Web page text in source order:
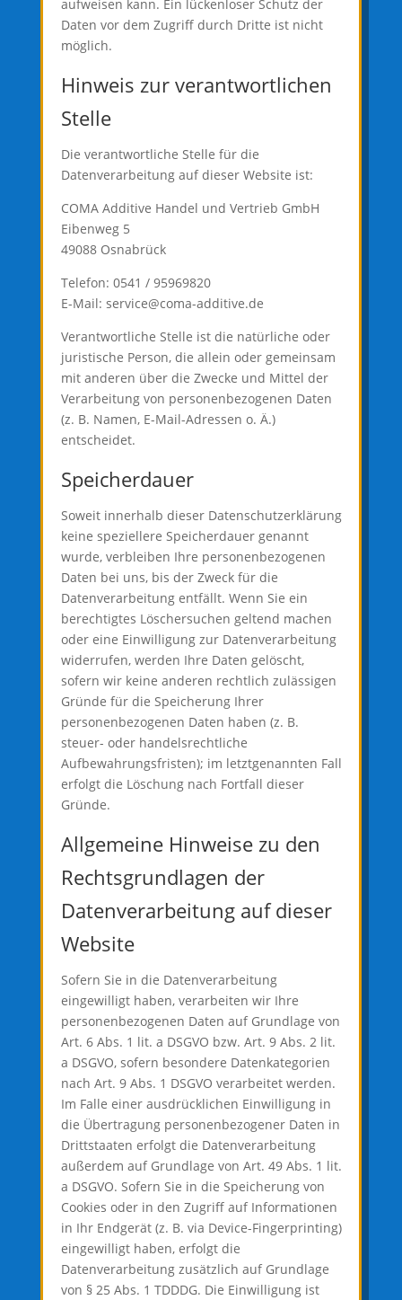
aufweisen kann. Ein lückenloser Schutz der
Daten vor dem Zugriff durch Dritte ist nicht
möglich.
Hinweis zur verantwortlichen
Stelle
Die verantwortliche Stelle für die
Datenverarbeitung auf dieser Website ist:
COMA Additive Handel und Vertrieb GmbH
Eibenweg 5
49088 Osnabrück
Telefon: 0541 / 95969820
E-Mail: service@coma-additive.de
Verantwortliche Stelle ist die natürliche oder
juristische Person, die allein oder gemeinsam
mit anderen über die Zwecke und Mittel der
Verarbeitung von personenbezogenen Daten
(z. B. Namen, E-Mail-Adressen o. Ä.)
entscheidet.
Speicherdauer
Soweit innerhalb dieser Datenschutzerklärung
keine speziellere Speicherdauer genannt
wurde, verbleiben Ihre personenbezogenen
Daten bei uns, bis der Zweck für die
Datenverarbeitung entfällt. Wenn Sie ein
berechtigtes Löschersuchen geltend machen
oder eine Einwilligung zur Datenverarbeitung
widerrufen, werden Ihre Daten gelöscht,
sofern wir keine anderen rechtlich zulässigen
Gründe für die Speicherung Ihrer
personenbezogenen Daten haben (z. B.
steuer- oder handelsrechtliche
Aufbewahrungsfristen); im letztgenannten Fall
erfolgt die Löschung nach Fortfall dieser
Gründe.
Allgemeine Hinweise zu den
Rechtsgrundlagen der
Datenverarbeitung auf dieser
Website
Sofern Sie in die Datenverarbeitung
eingewilligt haben, verarbeiten wir Ihre
personenbezogenen Daten auf Grundlage von
Art. 6 Abs. 1 lit. a DSGVO bzw. Art. 9 Abs. 2 lit.
a DSGVO, sofern besondere Datenkategorien
nach Art. 9 Abs. 1 DSGVO verarbeitet werden.
Im Falle einer ausdrücklichen Einwilligung in
die Übertragung personenbezogener Daten in
Drittstaaten erfolgt die Datenverarbeitung
außerdem auf Grundlage von Art. 49 Abs. 1 lit.
a DSGVO. Sofern Sie in die Speicherung von
Cookies oder in den Zugriff auf Informationen
in Ihr Endgerät (z. B. via Device-Fingerprinting)
eingewilligt haben, erfolgt die
Datenverarbeitung zusätzlich auf Grundlage
von § 25 Abs. 1 TDDDG. Die Einwilligung ist